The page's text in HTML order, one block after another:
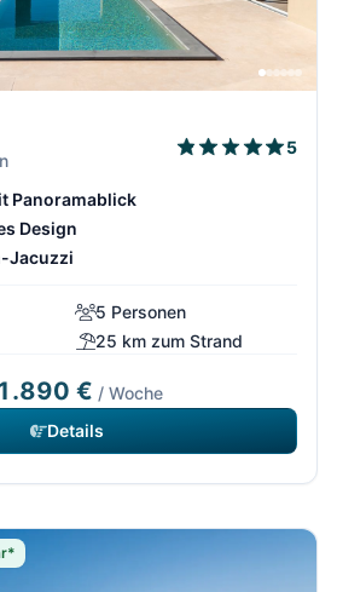
5
Panoramablick
Design
Jacuzzi
5 Personen
25 km zum Strand
1.890 € / Woche
Details